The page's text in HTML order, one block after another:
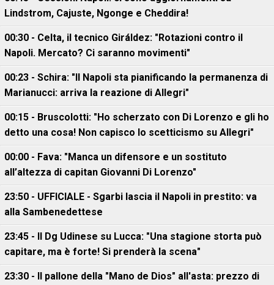
Lindstrom, Cajuste, Ngonge e Cheddira!
00:30 - Celta, il tecnico Giráldez: "Rotazioni contro il
Napoli. Mercato? Ci saranno movimenti"
00:23 - Schira: "Il Napoli sta pianificando la permanenza di
Marianucci: arriva la reazione di Allegri"
00:15 - Bruscolotti: "Ho scherzato con Di Lorenzo e gli ho
detto una cosa! Non capisco lo scetticismo su Allegri"
00:00 - Fava: "Manca un difensore e un sostituto
all’altezza di capitan Giovanni Di Lorenzo"
23:50 - UFFICIALE - Sgarbi lascia il Napoli in prestito: va
alla Sambenedettese
23:45 - Il Dg Udinese su Lucca: "Una stagione storta può
capitare, ma è forte! Si prenderà la scena"
23:30 - Il pallone della "Mano de Dios" all'asta: prezzo di